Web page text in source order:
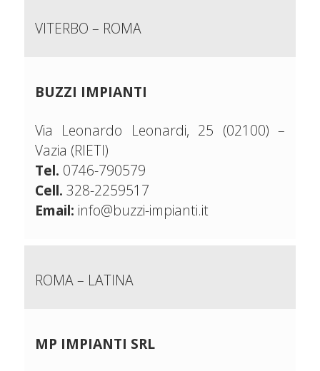
VITERBO – ROMA
BUZZI IMPIANTI
Via Leonardo Leonardi, 25 (02100) –
Vazia (RIETI)
Tel. 0746-790579
Cell. 328-2259517
Email: info@buzzi-impianti.it
ROMA – LATINA
MP IMPIANTI SRL